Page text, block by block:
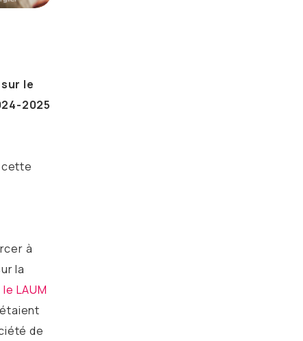
le
2025
cette
à
la
le LAUM
de